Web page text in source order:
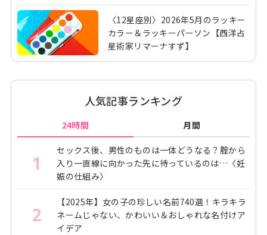
〈12星座別〉2026年5月のラッキー
カラー＆ラッキーパーソン【西洋占
星術家リマーナすず】
人気記事ランキング
24時間 月間
1
セックス後、男性のものは一体どうなる？腟から
入り一直線に向かった先に待っているのは…〈妊
娠の仕組み〉
2
【2025年】女の子の珍しい名前740選！キラキラ
ネームじゃない、かわいい＆おしゃれな名付けア
イデア